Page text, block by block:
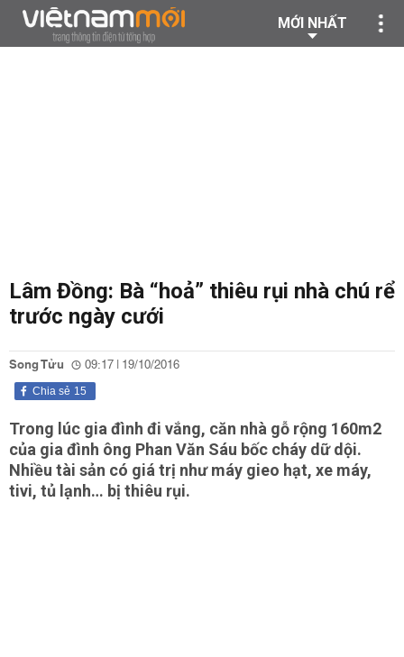
MỚI NHẤT
Lâm Đồng: Bà “hoả” thiêu rụi nhà chú rể
trước ngày cưới
Song Tửu 09:17 | 19/10/2016
15
Chia sẻ
Trong lúc gia đình đi vắng, căn nhà gỗ rộng 160m2
của gia đình ông Phan Văn Sáu bốc cháy dữ dội.
Nhiều tài sản có giá trị như máy gieo hạt, xe máy,
tivi, tủ lạnh… bị thiêu rụi.